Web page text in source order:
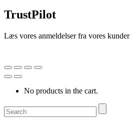
TrustPilot
Læs vores anmeldelser fra vores kunder
No products in the cart.